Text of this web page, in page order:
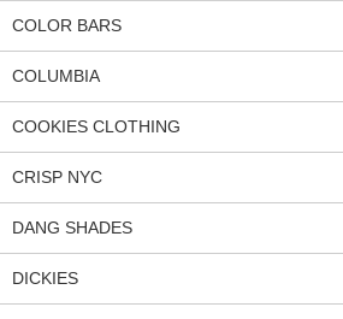
COLOR BARS
COLUMBIA
COOKIES CLOTHING
CRISP NYC
DANG SHADES
DICKIES